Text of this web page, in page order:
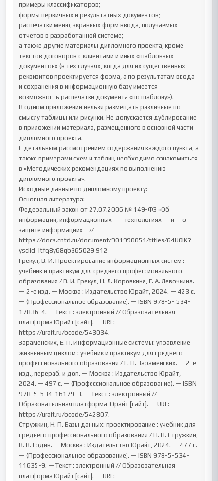
примеры классификаторов;
формы первичных и результатных документов;
распечатки меню, экранных форм ввода, получаемых
отчетов в разработанной системе;
а также другие материалы дипломного проекта, кроме
текстов договоров с клиентами и иных «шаблонных
документов» (в тех случаях, когда для их существенных
реквизитов проектируется форма, а по результатам ввода
и сохранения в информационную базу имеется
возможность распечатки документа «по шаблону»).
В одном приложении нельзя размещать различные по
смыслу таблицы или рисунки. Не допускается дублирование
в приложении материала, размещенного в основной части
дипломного проекта.
С детальным рассмотрением содержания каждого пункта, а
также примерами схем и таблиц необходимо ознакомиться
в «Методических рекомендациях по выполнению
дипломного проекта».
Исходные данные по дипломному проекту:
Основная литература:
Федеральный закон от 27.07.2006 № 149-ФЗ «Об
информации, информационных	технологиях	и	о
защите	информации»	//
https://docs.cntd.ru/document/901990051/titles/64U0IK?
ysclid=ltfq8y68gb365029 912
Грекул, В. И. Проектирование информационных систем :
учебник и практикум для среднего профессионального
образования / В. И. Грекул, Н. Л. Коровкина, Г. А. Левочкина.
— 2-е изд. — Москва : Издательство Юрайт, 2024. — 423 с.
— (Профессиональное образование). — ISBN 978-5- 534-
17836-4. — Текст : электронный // Образовательная
платформа Юрайт [сайт]. — URL:
https://urait.ru/bcode/543034.
Зараменских, Е. П. Информационные системы: управление
жизненным циклом : учебник и практикум для среднего
профессионального образования / Е. П. Зараменских. — 2-е
изд., перераб. и доп. — Москва : Издательство Юрайт,
2024. — 497 с. — (Профессиональное образование). — ISBN
978-5-534-16179-3. — Текст : электронный //
Образовательная платформа Юрайт [сайт]. — URL:
https://urait.ru/bcode/542807.
Стружкин, Н. П. Базы данных: проектирование : учебник для
среднего профессионального образования / Н. П. Стружкин,
В. В. Годин. — Москва : Издательство Юрайт, 2024. — 477 с.
— (Профессиональное образование). — ISBN 978-5-534-
11635-9. — Текст : электронный // Образовательная
платформа Юрайт [сайт]. — URL: